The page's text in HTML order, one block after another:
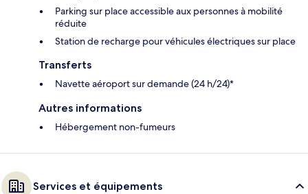
Parking sur place accessible aux personnes à mobilité
réduite
Station de recharge pour véhicules électriques sur place
Transferts
Navette aéroport sur demande (24 h/24)*
Autres informations
Hébergement non-fumeurs
Services et équipements